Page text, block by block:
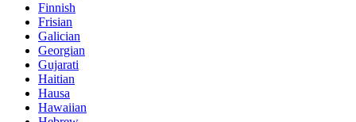
Finnish
Frisian
Galician
Georgian
Gujarati
Haitian
Hausa
Hawaiian